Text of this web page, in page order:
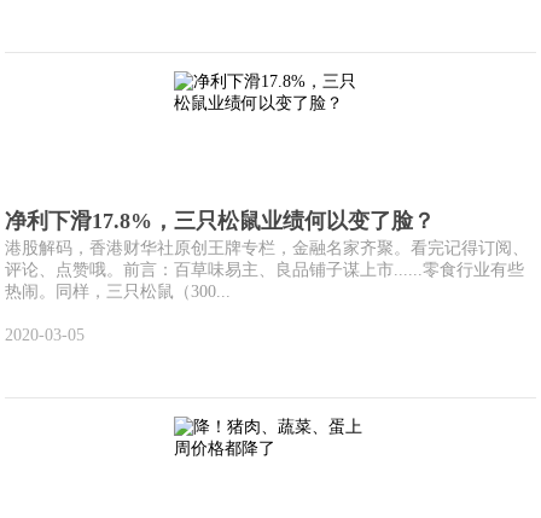
净利下滑17.8%，三只松鼠业绩何以变了脸？
港股解码，香港财华社原创王牌专栏，金融名家齐聚。看完记得订阅、
评论、点赞哦。前言：百草味易主、良品铺子谋上市......零食行业有些
热闹。同样，三只松鼠（300...
2020-03-05